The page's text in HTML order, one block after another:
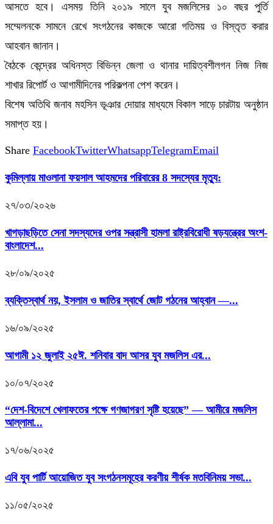
আসতে হবে। এসময় তিনি ২০১৯ সালে যুব মজলিসের ১০ বছর পুর্তি
সম্মেলনকে সামনে রেখে সংগঠনের কাজকে আরো গতিময় ও বিস্তৃত করার
আহবান জানান।
বৈঠকে কেন্দ্রের অধিনস্ত বিভিন্ন জেলা ও থানার দায়িত্বশীলগন নিজ নিজ
শাখার রিপোর্ট ও আগামীদিনের পরিকল্পনা পেশ করেন।
বিশেষ অতিথি জনাব মহসিন ভূঞার দোয়ার মাধ্যমে বিকাল সাড়ে চারটায় অনুষ্ঠান
সমাপ্ত হয়।
Share FacebookTwitterWhatsappTelegramEmail
কুমিল্লায় মাওলানা ফয়সাল আহমদের পরিবারের 8 সদস্যের মৃত্যু:
২৭/০৩/২০২৬
খাগড়াছড়িতে সেনা সদস্যদের ওপর সন্ত্রাসী হামলা রাষ্ট্রবিরোধী ষড়যন্ত্রের অংশ-
বাংলাদেশ...
২৮/০৯/২০২৫
ব্যক্তিস্বার্থ নয়, ইসলাম ও জাতির স্বার্থে জোট গঠনের আহ্বান —...
১৬/০৯/২০২৫
আগামী ১২ জুলাই ২৫ঈ. শনিবার বাদ আসর যুব মজলিস এর...
১০/০৭/২০২৫
“দেশ-বিদেশে খেলাফতের পক্ষে গণজাগরণ সৃষ্টি হয়েছে” — আমীরে মজলিস
আল্লামা...
১৭/০৬/২০২৫
এবি যুব পার্টি আয়োজিত যুব সংগঠনসমূহের করণীয় শীর্ষক মতবিনিময় সভা...
১১/০৫/২০২৫